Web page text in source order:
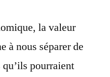
la valeur
à nous séparer de
pourraient